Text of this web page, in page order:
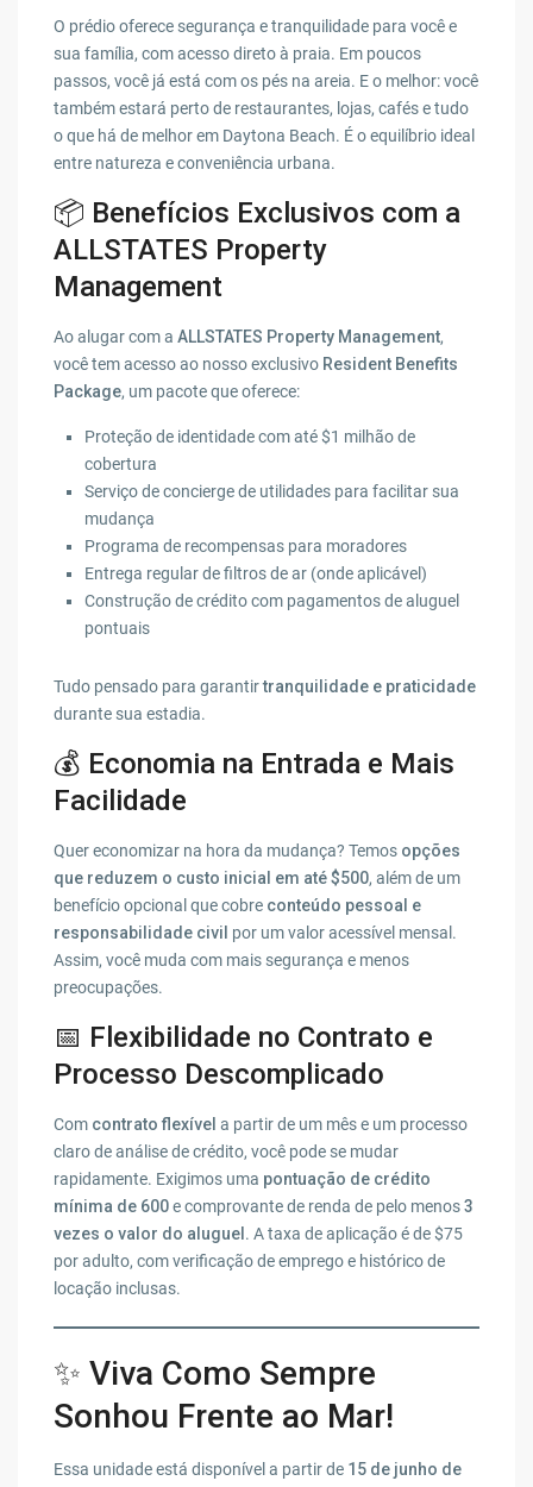
O prédio oferece segurança e tranquilidade para você e
sua família, com acesso direto à praia. Em poucos
passos, você já está com os pés na areia. E o melhor: você
também estará perto de restaurantes, lojas, cafés e tudo
o que há de melhor em Daytona Beach. É o equilíbrio ideal
entre natureza e conveniência urbana.
📦 Benefícios Exclusivos com a
ALLSTATES Property
Management
Ao alugar com aALLSTATES Property Management,
você tem acesso ao nosso exclusivo Resident Benefits
Package, um pacote que oferece:
Proteção de identidade com até $1 milhão de
cobertura
Serviço de concierge de utilidades para facilitar sua
mudança
Programa de recompensas para moradores
Entrega regular de filtros de ar (onde aplicável)
Construção de crédito com pagamentos de aluguel
pontuais
Tudo pensado para garantirtranquilidade e praticidade
durante sua estadia.
💰 Economia na Entrada e Mais
Facilidade
Quer economizar na hora da mudança? Temos opções
que reduzem o custo inicial em até $500, além de um
benefício opcional que cobre conteúdo pessoal e
responsabilidade civil por um valor acessível mensal.
Assim, você muda com mais segurança e menos
preocupações.
📅 Flexibilidade no Contrato e
Processo Descomplicado
Com contrato flexível a partir de um mês e um processo
claro de análise de crédito, você pode se mudar
rapidamente. Exigimos uma pontuação de crédito
mínima de 600e comprovante de renda de pelo menos3
vezes o valor do aluguel . A taxa de aplicação é de $75
por adulto, com verificação de emprego e histórico de
locação inclusas.
✨ Viva Como Sempre
Sonhou Frente ao Mar!
Essa unidade está disponível a partir de 15 de junho de